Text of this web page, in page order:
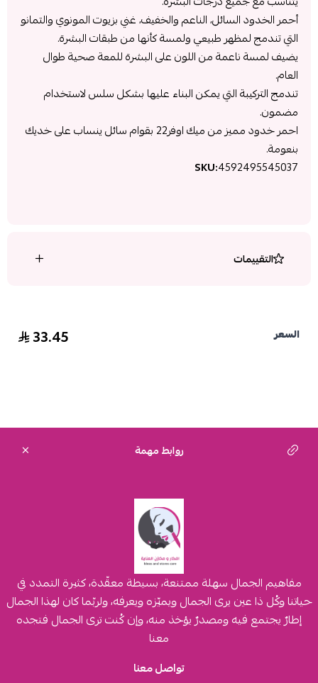
أحمر الخدود السائل، الناعم والخفيف، غني بزيوت المونوي والتمانو
التي تندمج لمظهر طبيعي ولمسة كأنها من طبقات البشرة.
يضيف لمسة ناعمة من اللون على البشرة للمعة صحية طوال
العام.
تندمج التركيبة التي يمكن البناء عليها بشكل سلس لاستخدام
مضمون.
احمر خدود مميز من ميك اوفر22 بقوام سائل ينساب على خديك
بنعومة.
SKU:4592495545037
التقييمات
السعر 33.45
روابط مهمة
مفاهيم الجمال سهلة ممتنعة، بسيطة معقّدة، كثيرة التمدد في
حياتنا وكُل ذا عين يرى الجمال ويميّزه ويعرفه، ولربّما كان لهذا الجمال
إطارٌ يجتمع فيه ومصدرٌ يؤخذ منه، وإن كُنت ترى الجمال فتجده
معنا
تواصل معنا